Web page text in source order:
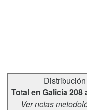
Distribución
Total en Galicia 208
Ver notas